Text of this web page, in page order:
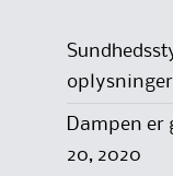
oplysninger
Dampen er
20, 2020